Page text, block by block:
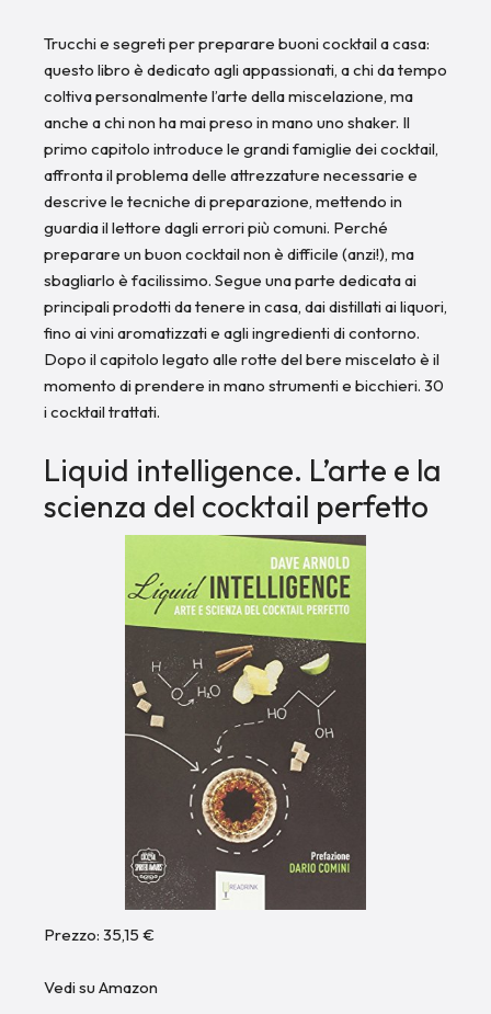
Trucchi e segreti per preparare buoni cocktail a casa:
questo libro è dedicato agli appassionati, a chi da tempo
coltiva personalmente l’arte della miscelazione, ma
anche a chi non ha mai preso in mano uno shaker. Il
primo capitolo introduce le grandi famiglie dei cocktail,
affronta il problema delle attrezzature necessarie e
descrive le tecniche di preparazione, mettendo in
guardia il lettore dagli errori più comuni. Perché
preparare un buon cocktail non è difficile (anzi!), ma
sbagliarlo è facilissimo. Segue una parte dedicata ai
principali prodotti da tenere in casa, dai distillati ai liquori,
fino ai vini aromatizzati e agli ingredienti di contorno.
Dopo il capitolo legato alle rotte del bere miscelato è il
momento di prendere in mano strumenti e bicchieri. 30
i cocktail trattati.
Liquid intelligence. L’arte e la
scienza del cocktail perfetto
Prezzo: 35,15 €
Vedi su Amazon